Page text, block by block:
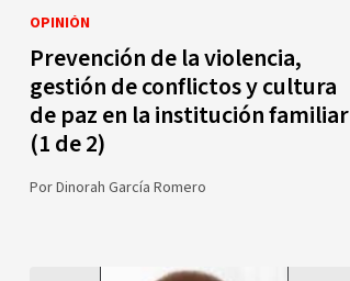
OPINIÓN
Prevención de la violencia,
gestión de conflictos y cultura
de paz en la institución familiar
(1 de 2)
PorDinorah García Romero